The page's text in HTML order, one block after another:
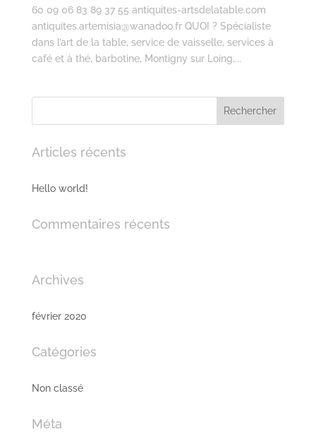
60 09 06 83 89 37 55 antiquites-artsdelatable.com
antiquites.artemisia@wanadoo.fr QUOI ? Spécialiste
dans l’art de la table, service de vaisselle, services à
café et à thé, barbotine, Montigny sur Loing,...
Articles récents
Hello world!
Commentaires récents
Archives
février 2020
Catégories
Non classé
Méta